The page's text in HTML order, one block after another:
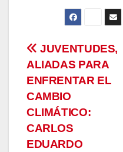
Navegación
de
entradas
JUVENTUDES,
ALIADAS PARA
ENFRENTAR EL
CAMBIO
CLIMÁTICO:
CARLOS
EDUARDO